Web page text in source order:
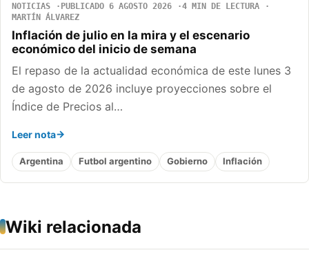
NOTICIAS PUBLICADO 6 AGOSTO 2026
4 MIN DE LECTURA
MARTÍN ÁLVAREZ
Inflación de julio en la mira y el escenario
económico del inicio de semana
El repaso de la actualidad económica de este lunes 3
de agosto de 2026 incluye proyecciones sobre el
Índice de Precios al…
Leer nota
Argentina Futbol argentino Gobierno Inflación
Wiki relacionada